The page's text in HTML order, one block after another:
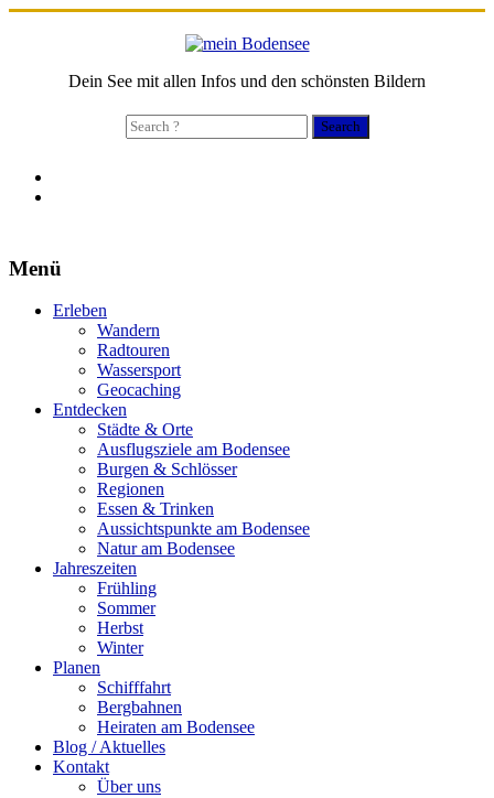
Dein See mit allen Infos und den schönsten Bildern
Search
for:
Menü
Erleben
Wandern
Radtouren
Wassersport
Geocaching
Entdecken
Städte & Orte
Ausflugsziele am Bodensee
Burgen & Schlösser
Regionen
Essen & Trinken
Aussichtspunkte am Bodensee
Natur am Bodensee
Jahreszeiten
Frühling
Sommer
Herbst
Winter
Planen
Schifffahrt
Bergbahnen
Heiraten am Bodensee
Blog / Aktuelles
Kontakt
Über uns